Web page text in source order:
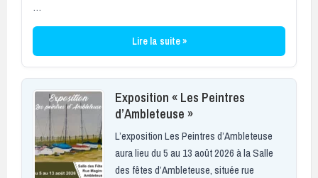
…
Lire la suite »
Exposition « Les Peintres
d’Ambleteuse »
L’exposition Les Peintres d’Ambleteuse
aura lieu du 5 au 13 août 2026 à la Salle
des fêtes d’Ambleteuse, située rue